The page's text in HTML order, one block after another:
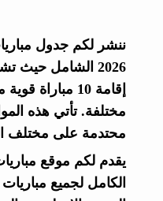
2026 الشامل حيث
مختلفة. تأتي هذه
محتدمة على مختلف
يقدم لكم موقع
الكامل لجميع